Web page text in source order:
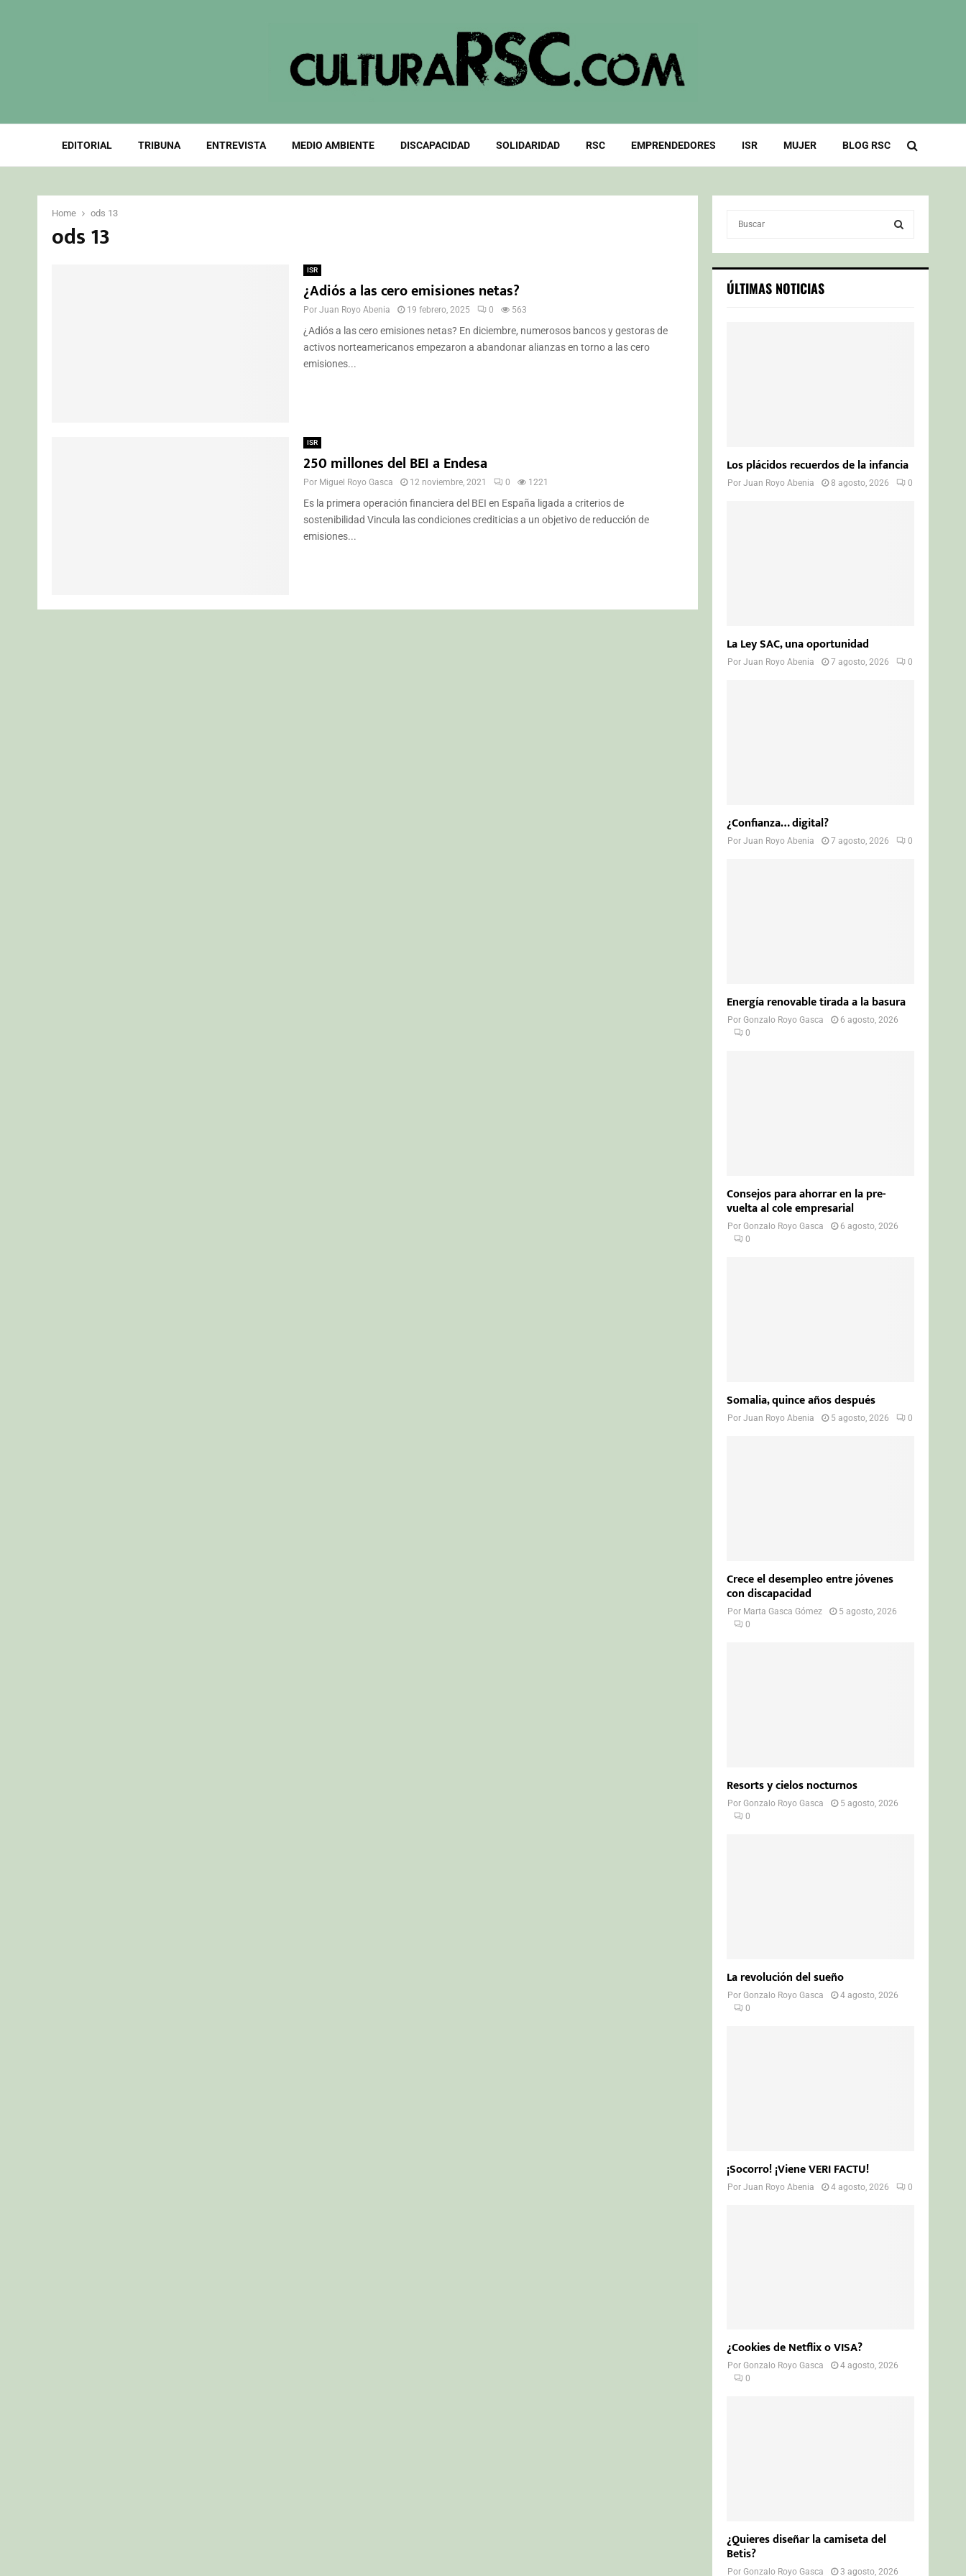
EDITORIAL TRIBUNA ENTREVISTA MEDIO AMBIENTE DISCAPACIDAD SOLIDARIDAD RSC EMPRENDEDORES ISR MUJER BLOG RSC
Home ods 13
ods 13
ISR
¿Adiós a las cero emisiones netas?
Por Juan Royo Abenia 19 febrero, 2025 0 563
¿Adiós a las cero emisiones netas? En diciembre, numerosos bancos y gestoras de
activos norteamericanos empezaron a abandonar alianzas en torno a las cero
emisiones...
ISR
250 millones del BEI a Endesa
Por Miguel Royo Gasca 12 noviembre, 2021 0 1221
Es la primera operación financiera del BEI en España ligada a criterios de
sostenibilidad Vincula las condiciones crediticias a un objetivo de reducción de
emisiones...
c
h
S
ÚLTIMAS NOTICIAS
Los plácidos recuerdos de la infancia
PorJuan Royo Abenia 8 agosto, 2026 0
La Ley SAC, una oportunidad
PorJuan Royo Abenia 7 agosto, 2026 0
¿Confianza… digital?
PorJuan Royo Abenia 7 agosto, 2026 0
Energía renovable tirada a la basura
PorGonzalo Royo Gasca
6 agosto, 2026
0
Consejos para ahorrar en la pre-
vuelta al cole empresarial
PorGonzalo Royo Gasca
6 agosto, 2026
0
Somalia, quince años después
PorJuan Royo Abenia 5 agosto, 2026 0
Crece el desempleo entre jóvenes
con discapacidad
Por Marta Gasca Gómez
5 agosto, 2026
0
Resorts y cielos nocturnos
PorGonzalo Royo Gasca
5 agosto, 2026
0
La revolución del sueño
PorGonzalo Royo Gasca
4 agosto, 2026
0
¡Socorro! ¡Viene VERI FACTU!
PorJuan Royo Abenia 4 agosto, 2026 0
¿Cookies de Netflix o VISA?
PorGonzalo Royo Gasca
4 agosto, 2026
0
¿Quieres diseñar la camiseta del
Betis?
PorGonzalo Royo Gasca 3 agosto, 2026